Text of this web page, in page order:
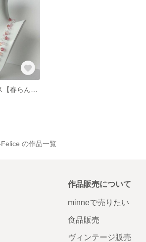
の作品一覧
作品販売について
minneで売りたい
食品販売
ヴィンテージ販売